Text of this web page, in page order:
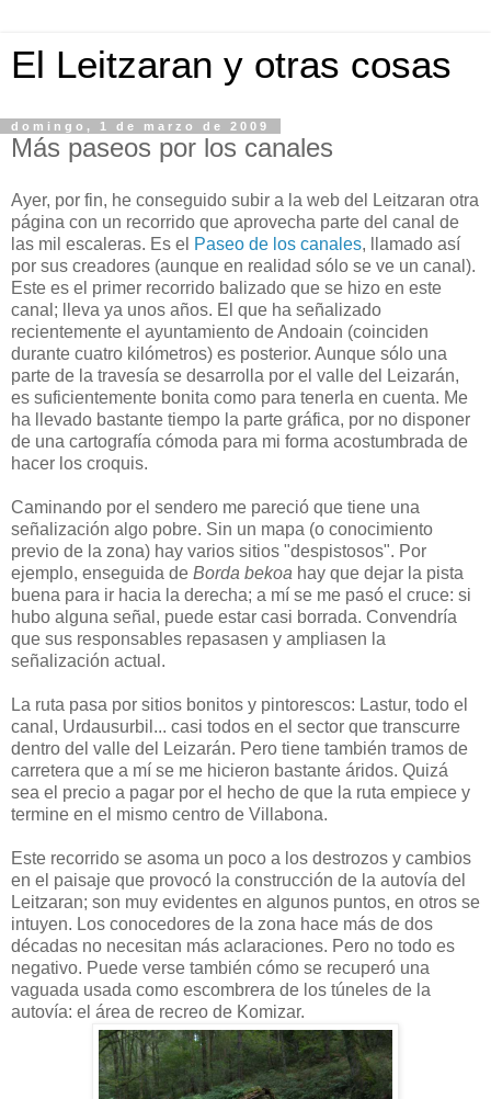
El Leitzaran y otras cosas
domingo, 1 de marzo de 2009
Más paseos por los canales
Ayer, por fin, he conseguido subir a la web del Leitzaran otra
página con un recorrido que aprovecha parte del canal de
las mil escaleras. Es el Paseo de los canales, llamado así
por sus creadores (aunque en realidad sólo se ve un canal).
Este es el primer recorrido balizado que se hizo en este
canal; lleva ya unos años. El que ha señalizado
recientemente el ayuntamiento de Andoain (coinciden
durante cuatro kilómetros) es posterior. Aunque sólo una
parte de la travesía se desarrolla por el valle del Leizarán,
es suficientemente bonita como para tenerla en cuenta. Me
ha llevado bastante tiempo la parte gráfica, por no disponer
de una cartografía cómoda para mi forma acostumbrada de
hacer los croquis.
Caminando por el sendero me pareció que tiene una
señalización algo pobre. Sin un mapa (o conocimiento
previo de la zona) hay varios sitios "despistosos". Por
ejemplo, enseguida de Borda bekoa hay que dejar la pista
buena para ir hacia la derecha; a mí se me pasó el cruce: si
hubo alguna señal, puede estar casi borrada. Convendría
que sus responsables repasasen y ampliasen la
señalización actual.
La ruta pasa por sitios bonitos y pintorescos: Lastur, todo el
canal, Urdausurbil... casi todos en el sector que transcurre
dentro del valle del Leizarán. Pero tiene también tramos de
carretera que a mí se me hicieron bastante áridos. Quizá
sea el precio a pagar por el hecho de que la ruta empiece y
termine en el mismo centro de Villabona.
Este recorrido se asoma un poco a los destrozos y cambios
en el paisaje que provocó la construcción de la autovía del
Leitzaran; son muy evidentes en algunos puntos, en otros se
intuyen. Los conocedores de la zona hace más de dos
décadas no necesitan más aclaraciones. Pero no todo es
negativo. Puede verse también cómo se recuperó una
vaguada usada como escombrera de los túneles de la
autovía: el área de recreo de Komizar.